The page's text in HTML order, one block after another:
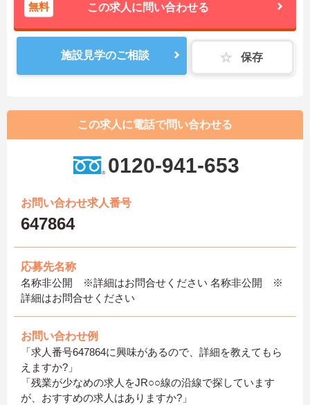
無料 この求人に問い合わせる
施設見学のご相談 保存
この求人に電話で問い合わせる
0120-941-653
お問い合わせ求人番号
647864
応募先名称
名称非公開 ※詳細はお問合せください 名称非公開 ※
詳細はお問合せください
お問い合わせ例
「求人番号647864に興味があるので、詳細を教えてもら
えますか?」
「残業が少なめの求人をJR○○線の沿線で探しています
が、おすすめの求人はありますか?」